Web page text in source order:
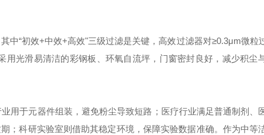
中“初效+中效+高效"三级过滤是关键，高效过滤器对≥0.3μm微粒
用光滑易清洁的彩钢板、环氧自流坪，门窗密封良好，减少积尘
用于元器件组装，避免粉尘导致短路；医疗行业满足普通制剂、
；科研实验室则借助其稳定环境，保障实验数据准确。作为中等